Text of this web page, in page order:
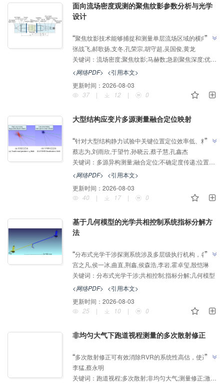
面向流场密度观测的聚焦纹影参数分析与光学
设计
“聚焦纹影技术能够捕捉和测量单层流场区域的横向结
构分布，在流场可视化和流场参数测量中扮演着重要角
色，介绍了其在超高速流场测量领域的研究进展，该团
队建立了大口径聚焦纹影系统优化设计体系，为实现流
场密度精细化观测提供解决方案。
”
张战飞,郝歌扬,支冬,孔荣宗,胡守超,吴国俊,黄龙
关键词： 流场密度;聚焦纹影;马赫数;急剧聚焦深度;优化设计
<网络PDF> <引用本文>
更新时间： 2026-08-03
37
| 12 | 0
大型结构应变片多源测量融合定位映射
“针对大型结构静力试验中关键位置定位效率低、精度
易受制造偏差及多源测量不确定度影响的问题，提出多
源异构测量融合定位与映射方法，为解决大型复杂结构
试验中的高精度快速定位问题提供解决方案。
”
蔡志为,刘雨欣,于望竹,孙晓云,蔡子慧,孔鑫杰
关键词： 多源异构测量;融合定位;不确定度传递;位置修正;大型结构;应变片定位
<网络PDF> <引用本文>
更新时间： 2026-08-03
40
| 17 | 0
基于几何模型的光学共相控制系统指标分解方
法
“分布式光学干涉探测系统涉及多层级执行机构，各分
系统指标难以有效衔接，针对该问题，提出一种基于几
何模型的光学共相控制系统指标分解方法，为解决分布
式探测系统的控制层级划分、控制目标与指标分配提供
了解决方案。”
”
宫之凡,侯一冰,曲直,荆鑫,侯森浩,李岩,霍卓玺,殷恺琳
关键词： 分布式光学干涉;共相控制;指标分解;几何模型
<网络PDF> <引用本文>
更新时间： 2026-08-03
25
| 10 | 0
非均匀大气下跑道视程测量的多次散射修正
“多次散射修正可有效消除RVR的系统性高估，使运行
类别判定回归合理水平，介绍了其在机场低能见度运行
保障领域的研究进展，研究团队建立了分段非均匀大气
”
李猛,蔡永明
关键词： 跑道视程;多次散射;非均匀大气;测量修正;激光雷达